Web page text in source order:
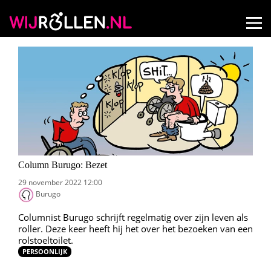
Column Burugo: Bezet
29 november 2022 12:00
Burugo
Columnist Burugo schrijft regelmatig over zijn leven als
roller. Deze keer heeft hij het over het bezoeken van een
rolstoeltoilet.
PERSOONLIJK